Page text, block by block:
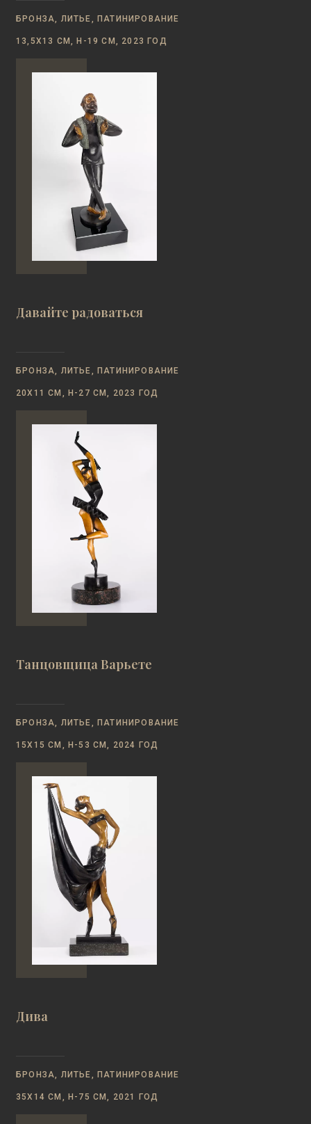
БРОНЗА, ЛИТЬЕ, ПАТИНИРОВАНИЕ
13,5Х13 СМ, Н-19 СМ, 2023 ГОД
Давайте радоваться
БРОНЗА, ЛИТЬЕ, ПАТИНИРОВАНИЕ
20Х11 СМ, Н-27 СМ, 2023 ГОД
Танцовщица Варьете
БРОНЗА, ЛИТЬЕ, ПАТИНИРОВАНИЕ
15Х15 СМ, Н-53 СМ, 2024 ГОД
Дива
БРОНЗА, ЛИТЬЕ, ПАТИНИРОВАНИЕ
35Х14 СМ, Н-75 СМ, 2021 ГОД